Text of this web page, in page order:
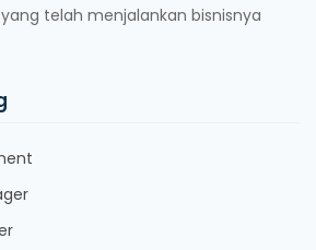
telah menjalankan bisnisnya